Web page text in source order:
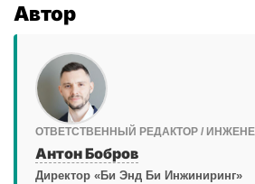
Автор
ОТВЕТСТВЕННЫЙ РЕДАКТОР /
Антон Бобров
Директор «Би Энд Би Инжиниринг»